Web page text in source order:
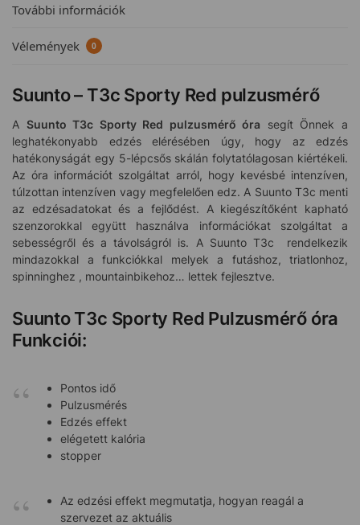
További információk
Vélemények 0
Suunto – T3c Sporty Red pulzusmérő
A Suunto T3c Sporty Red pulzusmérő óra segít Önnek a
leghatékonyabb edzés elérésében úgy, hogy az edzés
hatékonyságát egy 5-lépcsős skálán folytatólagosan kiértékeli.
Az óra információt szolgáltat arról, hogy kevésbé intenzíven,
túlzottan intenzíven vagy megfelelően edz. A Suunto T3c menti
az edzésadatokat és a fejlődést. A kiegészítőként kapható
szenzorokkal együtt használva információkat szolgáltat a
sebességről és a távolságról is. A Suunto T3c rendelkezik
mindazokkal a funkciókkal melyek a futáshoz, triatlonhoz,
spinninghez , mountainbikehoz… lettek fejlesztve.
Suunto T3c Sporty Red Pulzusmérő óra
Funkciói:
Pontos idő
Pulzusmérés
Edzés effekt
elégetett kalória
stopper
Az edzési effekt megmutatja, hogyan reagál a
szervezet az aktuális